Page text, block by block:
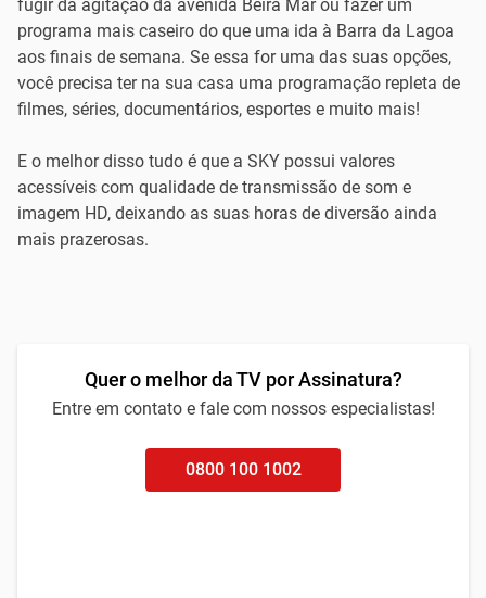
fugir da agitação da avenida Beira Mar ou fazer um
programa mais caseiro do que uma ida à Barra da Lagoa
aos finais de semana. Se essa for uma das suas opções,
você precisa ter na sua casa uma programação repleta de
filmes, séries, documentários, esportes e muito mais!
E o melhor disso tudo é que a SKY possui valores
acessíveis com qualidade de transmissão de som e
imagem HD, deixando as suas horas de diversão ainda
mais prazerosas.
Quer o melhor da TV por Assinatura?
Entre em contato e fale com nossos especialistas!
0800 100 1002